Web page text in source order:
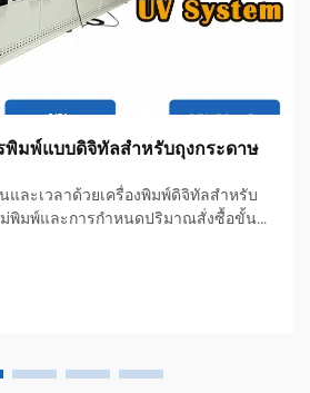
พิมพ์แบบดิจิทัลสำหรับถุงกระดาษ
ละเวลาด้วยเครื่องพิมพ์ดิจิทัลสำหรับ
ม่พิมพ์และการกำหนดปริมาณสั่งซื้อขั้น
แม่พิมพ์แบบพิเศษที่มีราคาแพงซึ่งแต่
อยหน่วยเงินสำหรับแต่ละชิ้น...